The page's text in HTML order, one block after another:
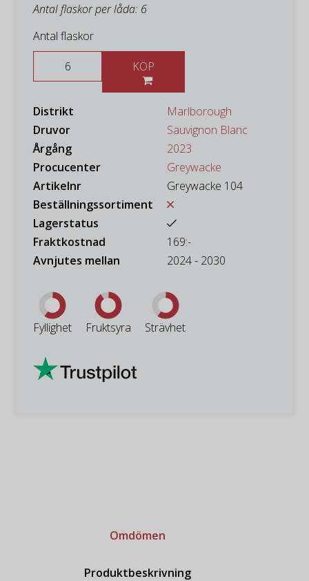
Antal flaskor per låda: 6
Antal flaskor
Distrikt
Marlborough
Druvor
Sauvignon Blanc
Årgång
2023
Procucenter
Greywacke
Artikelnr
Greywacke 104
Beställningssortiment
Lagerstatus
Fraktkostnad
169:-
Avnjutes mellan
2024 - 2030
Fyllighet Fruktsyra Strävhet
Omdömen
Produktbeskrivning